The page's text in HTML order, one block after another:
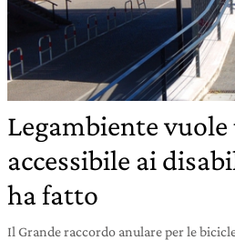
Legambiente vuole
accessibile ai
ha fatto
Il Grande raccordo anulare per le